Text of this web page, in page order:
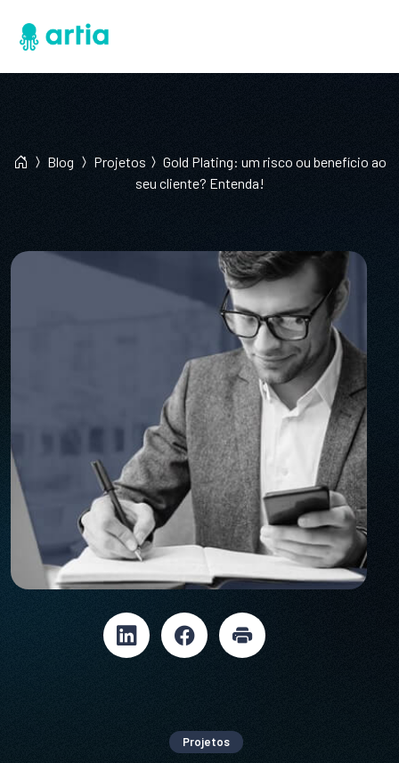
Blog Projetos
Gold Plating: um risco ou benefício ao
seu cliente? Entenda!
Projetos